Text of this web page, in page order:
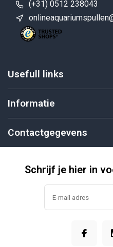
(+31) 0512 238043
Usefull links
Informatie
Contactgegevens
Schrijf je hier in